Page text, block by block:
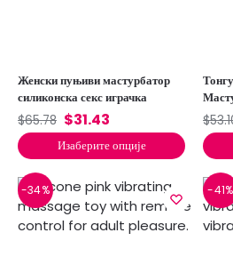
Женски пуњиви мастурбатор
силиконска секс играчка
$65.78 $31.43
Изаберите опције
$
-34% -41%